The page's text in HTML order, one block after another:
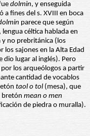
dolmin, y enseguida
a fines del s. XVIII en boca
parece que según
céltica hablada en
no prebritánica (los
sajones en la Alta Edad
dio lugar al inglés). Pero
los arqueólogos a partir
cantidad de vocablos
taol o tol (mesa), que
bretón mean o men
de piedra o muralla).